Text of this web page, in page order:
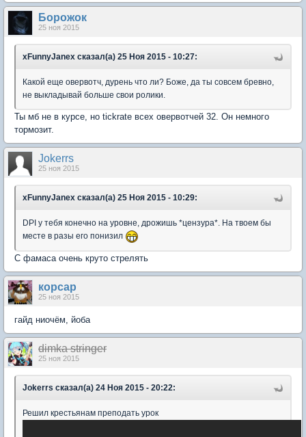
Борожок
25 ноя 2015
xFunnyJanex сказал(а) 25 Ноя 2015 - 10:27:
Какой еще овервотч, дурень что ли? Боже, да ты совсем бревно,
не выкладывай больше свои ролики.
Ты мб не в курсе, но tickrate всех овервотчей 32. Он немного
тормозит.
Jokerrs
25 ноя 2015
xFunnyJanex сказал(а) 25 Ноя 2015 - 10:29:
DPI у тебя конечно на уровне, дрожишь *цензура*. На твоем бы
месте в разы его понизил
С фамаса очень круто стрелять
корсар
25 ноя 2015
гайд ниочём, йоба
dimka stringer
25 ноя 2015
Jokerrs сказал(а) 24 Ноя 2015 - 20:22:
Решил крестьянам преподать урок